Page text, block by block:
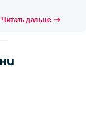
Читать дальше